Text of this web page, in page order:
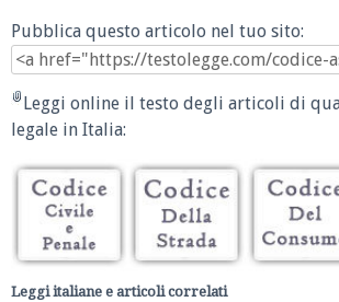
Pubblica questo articolo nel tuo sito:
Leggi online il testo degli articoli di
legale in Italia:
Leggi italiane e articoli correlati